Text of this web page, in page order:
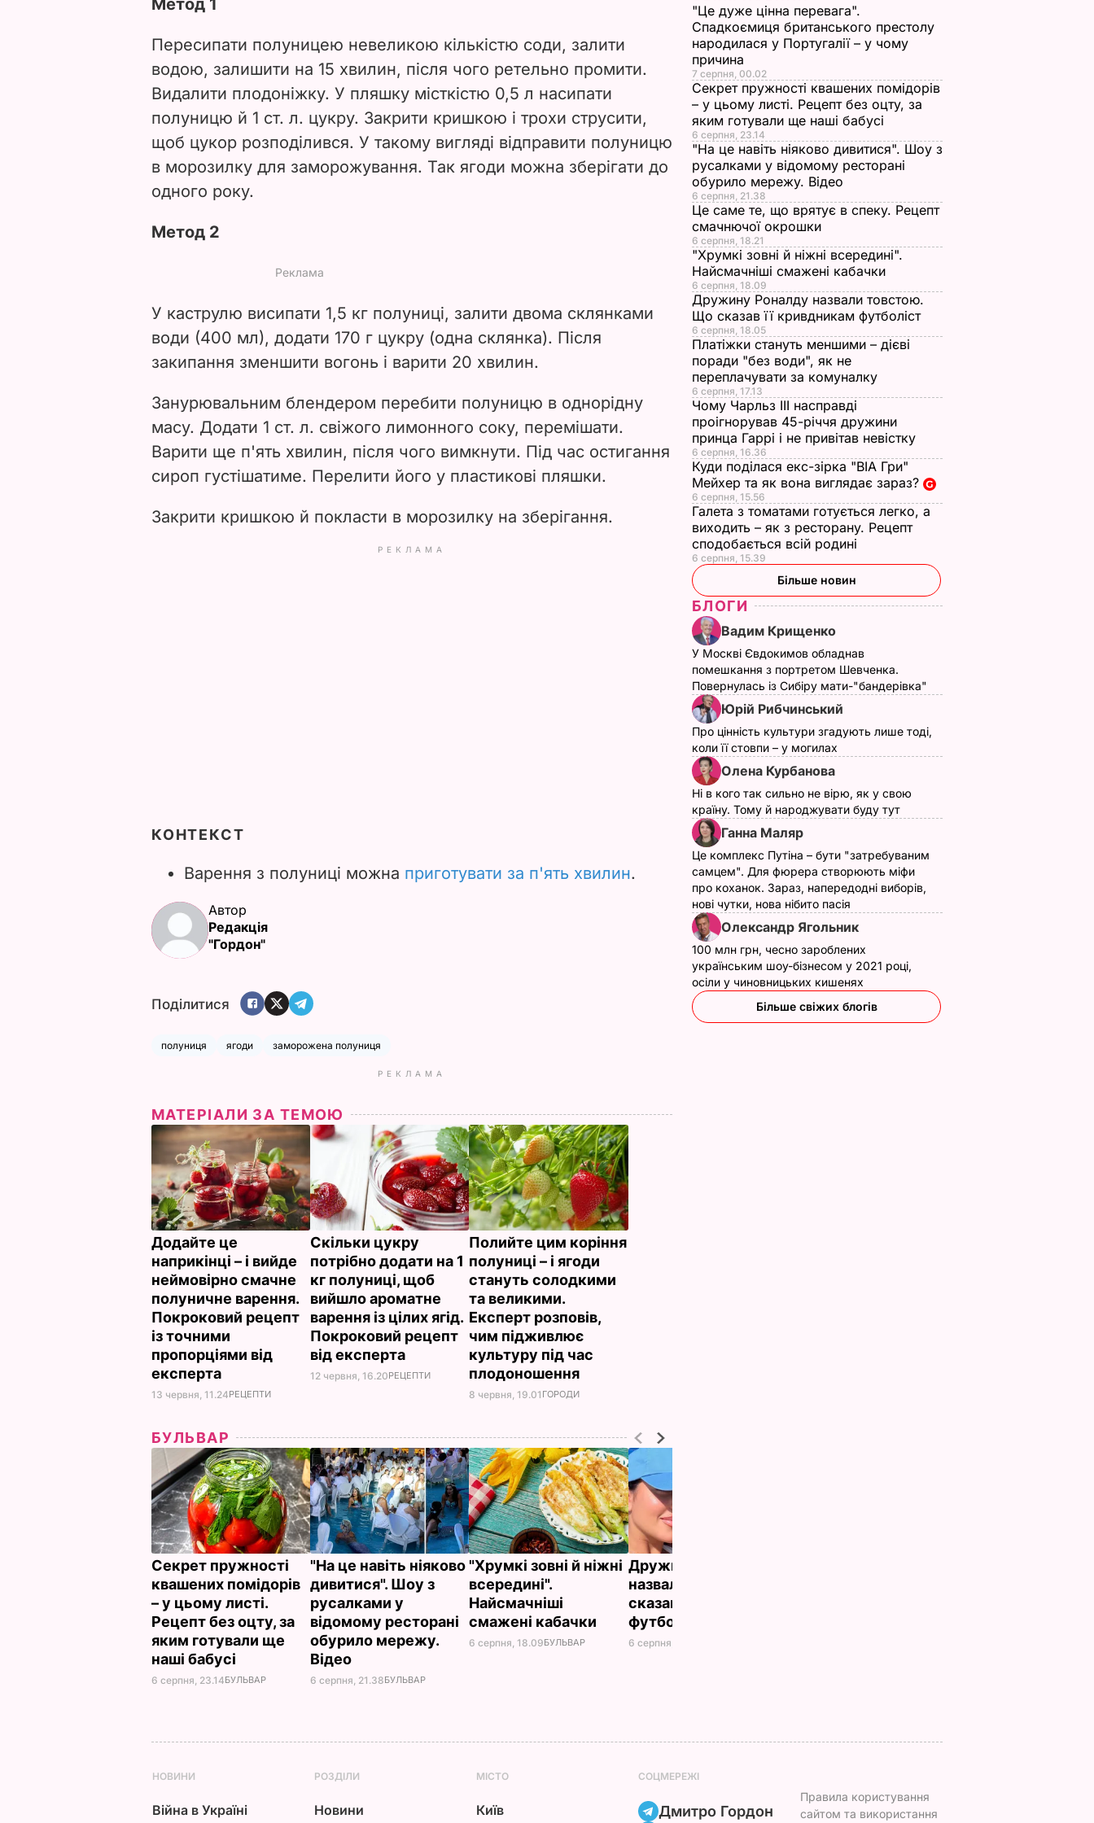
d
e
o
Пересипати полуницею невеликою кількістю соди, залити
водою, залишити на 15 хвилин, після чого ретельно промити.
Видалити плодоніжку. У пляшку місткістю 0,5 л насипати
полуницю й 1 ст. л. цукру. Закрити кришкою і трохи струсити,
щоб цукор розподілився. У такому вигляді відправити полуницю
в морозилку для заморожування. Так ягоди можна зберігати до
одного року.
Метод 2
У каструлю висипати 1,5 кг полуниці, залити двома склянками
води (400 мл), додати 170 г цукру (одна склянка). Після
закипання зменшити вогонь і варити 20 хвилин.
Занурювальним блендером перебити полуницю в однорідну
масу. Додати 1 ст. л. свіжого лимонного соку, перемішати.
Варити ще п'ять хвилин, після чого вимкнути. Під час остигання
сироп густішатиме. Перелити його у пластикові пляшки.
Закрити кришкою й покласти в морозилку на зберігання.
РЕКЛАМА
КОНТЕКСТ
Варення з полуниці можна приготувати за п'ять хвилин.
Автор
Редакція
"Гордон"
Поділитися
полуниця ягоди заморожена полуниця
РЕКЛАМА
МАТЕРІАЛИ ЗА ТЕМОЮ
Додайте це
наприкінці – і вийде
неймовірно смачне
полуничне варення.
Покроковий рецепт
із точними
пропорціями від
експерта
13 червня, 11.24РЕЦЕПТИ
Скільки цукру
потрібно додати на 1
кг полуниці, щоб
вийшло ароматне
варення із цілих ягід.
Покроковий рецепт
від експерта
12 червня, 16.20РЕЦЕПТИ
Полийте цим коріння
полуниці – і ягоди
стануть солодкими
та великими.
Експерт розповів,
чим підживлює
культуру під час
плодоношення
8 червня, 19.01 ГОРОДИ
БУЛЬВАР
Секрет пружності
квашених помідорів
– у цьому листі.
Рецепт без оцту, за
яким готували ще
наші бабусі
6 серпня, 23.14БУЛЬВАР
"На це навіть ніяково
дивитися". Шоу з
русалками у
відомому ресторані
обурило мережу.
Відео
6 серпня, 21.38БУЛЬВАР
"Хрумкі зовні й ніжні
всередині".
Найсмачніші
смажені кабачки
6 серпня, 18.09БУЛЬВАР
Дружину Роналду
назвали товстою. Що
сказав її кривдникам
футболіст
6 серпня, 18.05
"Це дуже цінна перевага".
Спадкоємиця британського престолу
народилася у Португалії – у чому
причина
7 серпня, 00.02
Секрет пружності квашених помідорів
– у цьому листі. Рецепт без оцту, за
яким готували ще наші бабусі
6 серпня, 23.14
"На це навіть ніяково дивитися". Шоу з
русалками у відомому ресторані
обурило мережу. Відео
6 серпня, 21.38
Це саме те, що врятує в спеку. Рецепт
смачнючої окрошки
6 серпня, 18.21
"Хрумкі зовні й ніжні всередині".
Найсмачніші смажені кабачки
6 серпня, 18.09
Дружину Роналду назвали товстою.
Що сказав її кривдникам футболіст
6 серпня, 18.05
Платіжки стануть меншими – дієві
поради "без води", як не
переплачувати за комуналку
6 серпня, 17.13
Чому Чарльз III насправді
проігнорував 45-річчя дружини
принца Гаррі і не привітав невістку
6 серпня, 16.36
Куди поділася екс-зірка "ВІА Гри"
Мейхер та як вона виглядає зараз?
6 серпня, 15.56
Галета з томатами готується легко, а
виходить – як з ресторану. Рецепт
сподобається всій родині
6 серпня, 15.39
Більше новин
БЛОГИ
Вадим Крищенко
У Москві Євдокимов обладнав
помешкання з портретом Шевченка.
Повернулась із Сибіру мати-"бандерівка"
Юрій Рибчинський
Про цінність культури згадують лише тоді,
коли її стовпи – у могилах
Олена Курбанова
Ні в кого так сильно не вірю, як у свою
країну. Тому й народжувати буду тут
Ганна Маляр
Це комплекс Путіна – бути "затребуваним
самцем". Для фюрера створюють міфи
про коханок. Зараз, напередодні виборів,
нові чутки, нова нібито пасія
Олександр Ягольник
100 млн грн, чесно зароблених
українським шоу-бізнесом у 2021 році,
осіли у чиновницьких кишенях
Більше свіжих блогів
НОВИНИ
Війна в Україні
РОЗДІЛИ
Новини
МІСТО
Київ
СОЦМЕРЕЖІ
Дмитро Гордон
Правила користування
сайтом та використання